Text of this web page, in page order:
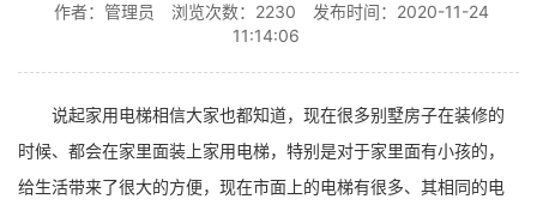
作者：管理员 浏览次数：2230
发布时间：2020-11-24
11:14:06
说起家用电梯相信大家也都知道，现在很多别墅房子在装修的
时候、都会在家里面装上家用电梯，特别是对于家里面有小孩的，
给生活带来了很大的方便，现在市面上的电梯有很多、其相同的电